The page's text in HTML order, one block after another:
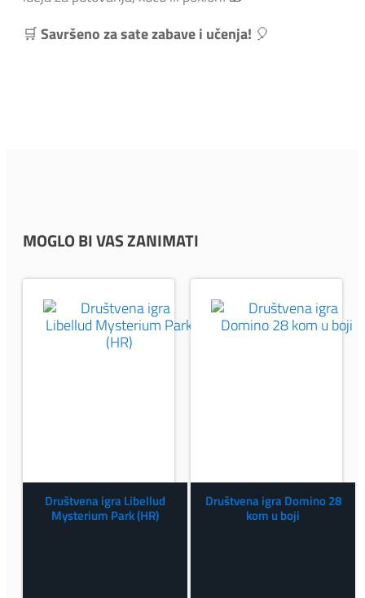
🛒Savršeno za sate zabave i učenja! 🎈
MOGLO BI VAS ZANIMATI
Društvena igra Libellud
Mysterium Park (HR)
Društvena igra Domino 28
kom u boji